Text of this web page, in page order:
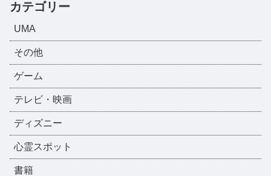
カテゴリー
UMA
その他
ゲーム
テレビ・映画
ディズニー
心霊スポット
書籍